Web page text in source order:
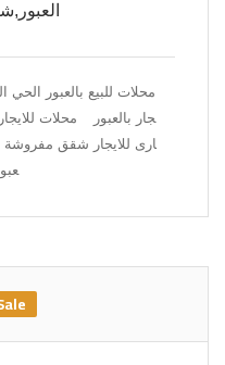
محلات للبيع بالعبور الحي
جار بالعبور
محلات للايجار
ارى للايجار شقق مفروشة